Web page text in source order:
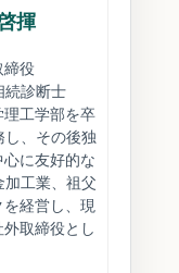
揮
締役
続診断士
工学部を卒
し、その後独
に友好的な
加工業、祖父
経営し、現
取締役とし